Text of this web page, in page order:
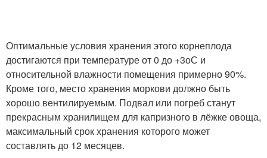
Оптимальные условия хранения этого корнеплода
достигаются при температуре от 0 до +3оС и
относительной влажности помещения примерно 90%.
Кроме того, место хранения моркови должно быть
хорошо вентилируемым. Подвал или погреб станут
прекрасным хранилищем для капризного в лёжке овоща,
максимальный срок хранения которого может
составлять до 12 месяцев.